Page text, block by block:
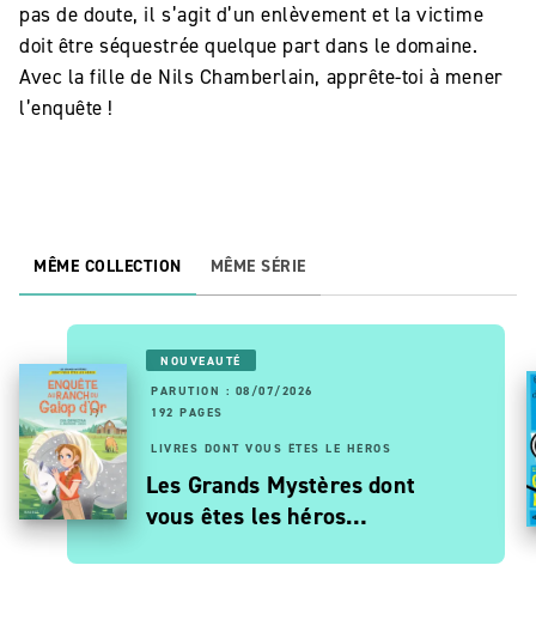
pas de doute, il s’agit d’un enlèvement et la victime
doit être séquestrée quelque part dans le domaine.
Avec la fille de Nils Chamberlain, apprête-toi à mener
l’enquête !
MÊME COLLECTION MÊME SÉRIE
NOUVEAUTÉ
PARUTION : 08/07/2026
192 PAGES
LIVRES DONT VOUS ÊTES LE HÉROS
Les Grands Mystères dont
vous êtes les héros…